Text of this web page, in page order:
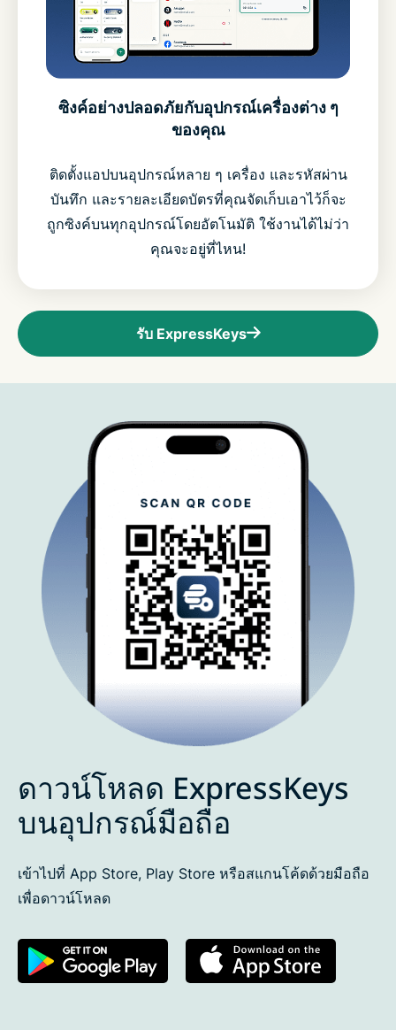
ซิงค์อย่างปลอดภัยกับอุปกรณ์เครื่องต่าง ๆ
ของคุณ
ติดตั้งแอปบนอุปกรณ์หลาย ๆ เครื่อง และรหัสผ่าน
บันทึก และรายละเอียดบัตรที่คุณจัดเก็บเอาไว้ก็จะ
ถูกซิงค์บนทุกอุปกรณ์โดยอัตโนมัติ ใช้งานได้ไม่ว่า
คุณจะอยู่ที่ไหน!
รับ ExpressKeys
ดาวน์โหลด ExpressKeys
บนอุปกรณ์มือถือ
เข้าไปที่ App Store, Play Store หรือสแกนโค้ดด้วยมือถือ
เพื่อดาวน์โหลด